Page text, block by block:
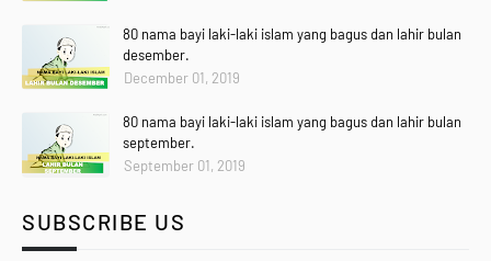
80 nama bayi laki-laki islam yang bagus dan lahir bulan
desember.
December 01, 2019
80 nama bayi laki-laki islam yang bagus dan lahir bulan
september.
September 01, 2019
SUBSCRIBE US